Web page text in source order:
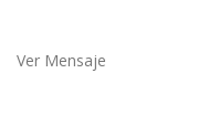
Ver Mensaje